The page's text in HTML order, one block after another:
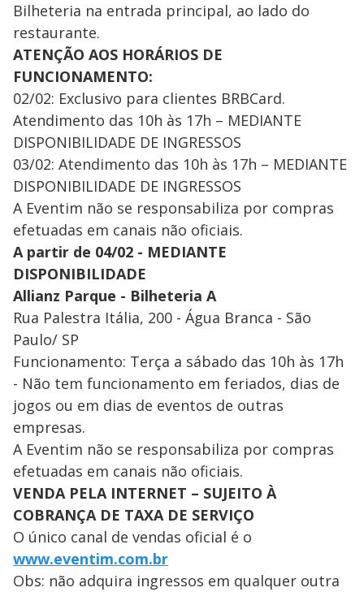
Bilheteria na entrada principal, ao lado do
restaurante.
ATENÇÃO AOS HORÁRIOS DE
FUNCIONAMENTO:
02/02: Exclusivo para clientes BRBCard.
Atendimento das 10h às 17h – MEDIANTE
DISPONIBILIDADE DE INGRESSOS
03/02: Atendimento das 10h às 17h – MEDIANTE
DISPONIBILIDADE DE INGRESSOS
A Eventim não se responsabiliza por compras
efetuadas em canais não oficiais.
A partir de 04/02 - MEDIANTE
DISPONIBILIDADE
Allianz Parque - Bilheteria A
Rua Palestra Itália, 200 - Água Branca - São
Paulo/ SP
Funcionamento: Terça a sábado das 10h às 17h
- Não tem funcionamento em feriados, dias de
jogos ou em dias de eventos de outras
empresas.
A Eventim não se responsabiliza por compras
efetuadas em canais não oficiais.
VENDA PELA INTERNET – SUJEITO À
COBRANÇA DE TAXA DE SERVIÇO
O único canal de vendas oficial é o
www.eventim.com.br
Obs: não adquira ingressos em qualquer outra